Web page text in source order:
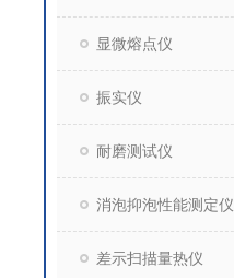
显微熔点仪
振实仪
耐磨测试仪
消泡抑泡性能测定仪
差示扫描量热仪